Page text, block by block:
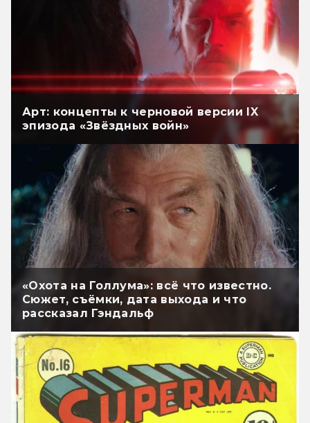
Арт: концепты к черновой версии IX
эпизода «Звёздных войн»
«Охота на Голлума»: всё что известно.
Сюжет, съёмки, дата выхода и что
рассказал Гэндальф